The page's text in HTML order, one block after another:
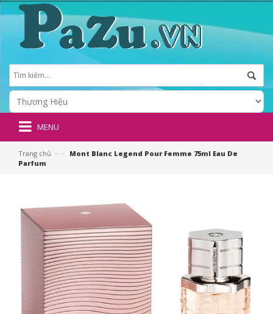
MENU
Trang chủ —›
Mont Blanc Legend Pour Femme 75ml Eau De
Parfum